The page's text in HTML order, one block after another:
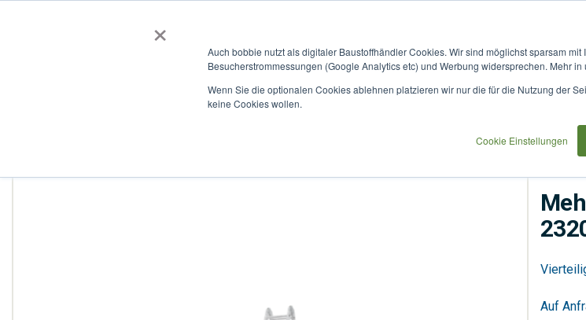
×
Auch bobbie nutzt als digitaler Baustoffhändler Cookies. Wir sind möglichst sparsam
Besucherstrommessungen (Google Analytics etc) und Werbung widersprechen. Mehr in
Wenn Sie die optionalen Cookies ablehnen platzieren wir nur die für die Nutzung der
keine Cookies wollen.
Cookie Einstellungen
BOBBIEVERSUM
Ende
Auf